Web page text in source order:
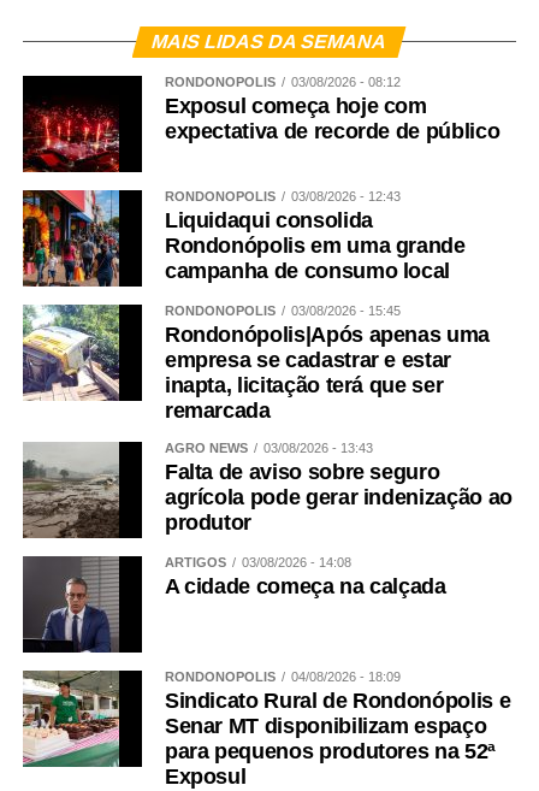
MAIS LIDAS DA SEMANA
RONDONÓPOLIS 03/08/2026 - 08:12
Exposul começa hoje com
expectativa de recorde de público
RONDONÓPOLIS 03/08/2026 - 12:43
Liquidaqui consolida
Rondonópolis em uma grande
campanha de consumo local
RONDONÓPOLIS 03/08/2026 - 15:45
Rondonópolis|Após apenas uma
empresa se cadastrar e estar
inapta, licitação terá que ser
remarcada
AGRO NEWS 03/08/2026 - 13:43
Falta de aviso sobre seguro
agrícola pode gerar indenização ao
produtor
ARTIGOS 03/08/2026 - 14:08
A cidade começa na calçada
RONDONÓPOLIS 04/08/2026 - 18:09
Sindicato Rural de Rondonópolis e
Senar MT disponibilizam espaço
para pequenos produtores na 52ª
Exposul